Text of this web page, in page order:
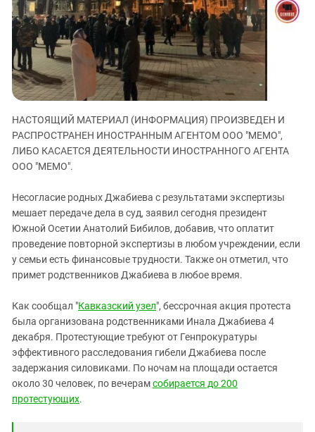
ЗАСТАВЛЯЕТ
КАВКАЗ ЗА ПАЛЕСТИНУ
ИНАКОМЫСЛИЕ В ЧЕЧНЕ
ПРЕСЛЕДОВАНИЕ АКТИВИСТОВ
МОБИЛИЗАЦИЯ И ПРОТЕСТЫ
Дагестан
Ингушетия
Кабардино-Балкария
Калмыкия
Карачаево-Черкесия
Краснодарский край
Российская Федерация
Северная Осетия - Алания
СКФО
Ставропольский край
Чечня
Южный Кавказ
ЮФО
НАСТОЯЩИЙ МАТЕРИАЛ (ИНФОРМАЦИЯ) ПРОИЗВЕДЕН И
РАСПРОСТРАНЕН ИНОСТРАННЫМ АГЕНТОМ ООО "МЕМО",
ЛИБО КАСАЕТСЯ ДЕЯТЕЛЬНОСТИ ИНОСТРАННОГО АГЕНТА
ООО "МЕМО".
Несогласие родных Джабиева с результатами экспертизы
мешает передаче дела в суд, заявил сегодня президент
Южной Осетии Анатолий Бибилов, добавив, что оплатит
проведение повторной экспертизы в любом учреждении, если
у семьи есть финансовые трудности. Также он отметил, что
примет родственников Джабиева в любое время.
Как сообщал "Кавказский узел", бессрочная акция протеста
была организована родственниками Инала Джабиева 4
декабря. Протестующие требуют от Генпрокуратуры
эффективного расследования гибели Джабиева после
задержания силовиками. По ночам на площади остается
около 30 человек, по вечерамсобирается до 200
протестующих.